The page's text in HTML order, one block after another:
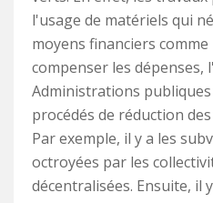
l'usage de matériels qui
moyens financiers
compenser les dépenses,
Administrations
procédés de réduction
Par exemple, il y a les
octroyées par les
décentralisées. Ensuite, il